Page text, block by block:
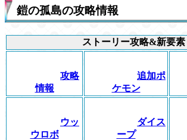
鎧の孤島の攻略情報
ストーリー攻略&新要素
攻略
情報
追加ポ
ケモン
ウッ
ウロボ
ダイス
ープ